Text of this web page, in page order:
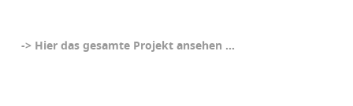
-> Hier das gesamte Projekt ansehen …